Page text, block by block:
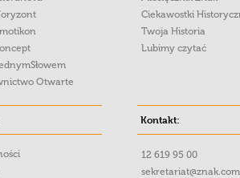
Otwarte
Ciekawostki
Twoja Historia
Lubimy czytać
Kontakt:
12 619 95 00